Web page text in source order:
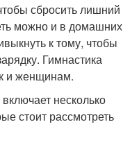
сбросить лишний
можно и в домашних
к тому, чтобы
Гимнастика
и женщинам.
несколько
стоит рассмотреть